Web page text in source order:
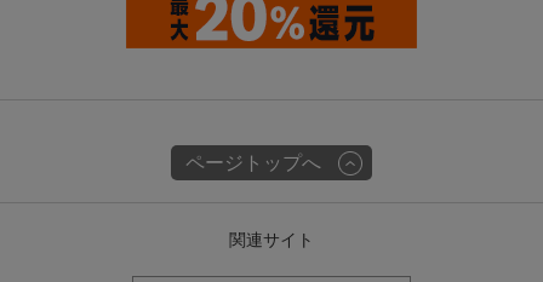
ページトップへ
関連サイト